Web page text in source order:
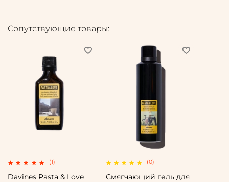
Сопутствующие товары:
(1)
Davines Pasta & Love
(0)
Смягчающий гель для